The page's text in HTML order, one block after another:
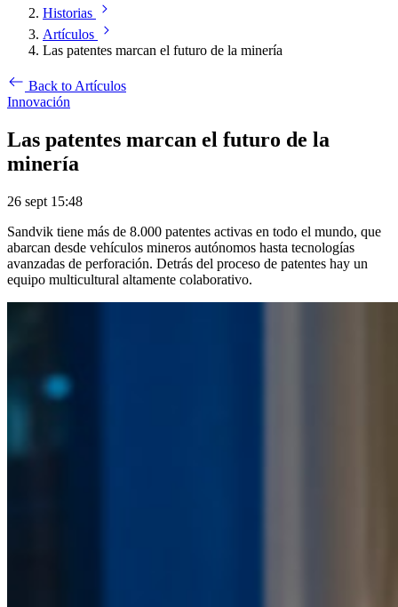
Historias
Artículos
Las patentes marcan el futuro de la minería
Back to Artículos
Innovación
Las patentes marcan el futuro de la
minería
26 sept 15:48
Sandvik tiene más de 8.000 patentes activas en todo el mundo, que
abarcan desde vehículos mineros autónomos hasta tecnologías
avanzadas de perforación. Detrás del proceso de patentes hay un
equipo multicultural altamente colaborativo.